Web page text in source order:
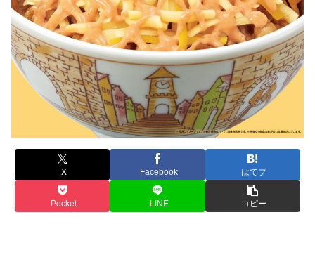
X Facebook はてブ
Pocket LINE コピー